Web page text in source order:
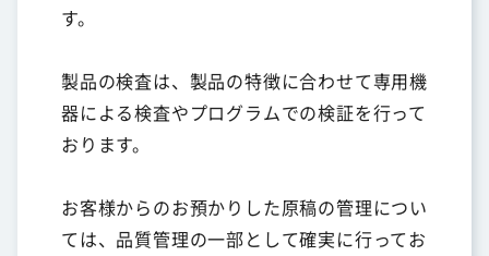
す。
製品の検査は、製品の特徴に合わせて専用機
器による検査やプログラムでの検証を行って
おります。
お客様からのお預かりした原稿の管理につい
ては、品質管理の一部として確実に行ってお